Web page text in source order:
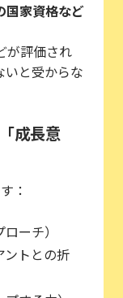
国家資格など
が評価され
いと受からな
成長意
：
ーチ）
ントとの折